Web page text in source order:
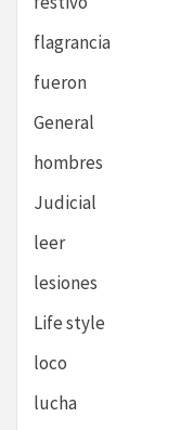
flagrancia
fueron
General
hombres
Judicial
leer
lesiones
Life style
loco
lucha